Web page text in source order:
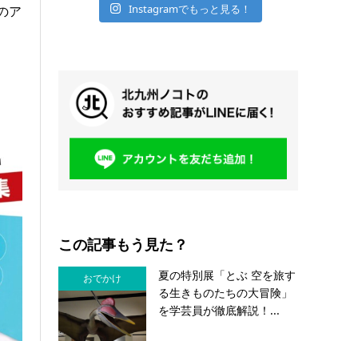
ア
Instagramでもっと見る！
この記事もう見た？
おでかけ
夏の特別展「とぶ 空を旅す
る生きものたちの大冒険」
を学芸員が徹底解説！...